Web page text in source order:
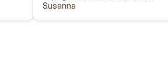
Susanna